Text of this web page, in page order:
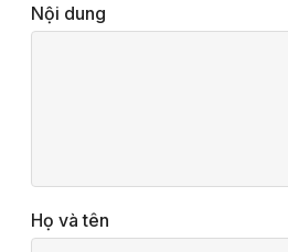
Nội dung
Họ và tên